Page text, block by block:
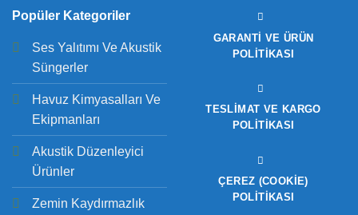
Popüler Kategoriler
Ses Yalıtımı Ve Akustik
Süngerler
Havuz Kimyasalları Ve
Ekipmanları
Akustik Düzenleyici
Ürünler
Zemin Kaydırmazlık
GARANTI VE ÜRÜN
POLITIKASI
TESLIMAT VE KARGO
POLITIKASI
ÇEREZ (COOKIE)
POLITIKASI